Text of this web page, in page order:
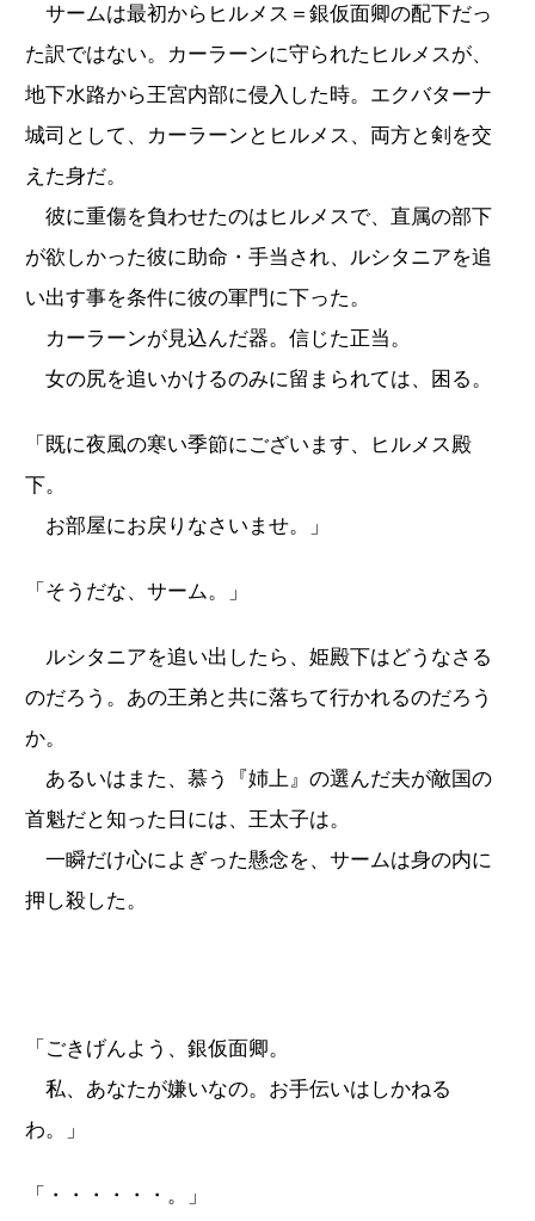
サームは最初からヒルメス＝銀仮面卿の配下だっ
た訳ではない。カーラーンに守られたヒルメスが、
地下水路から王宮内部に侵入した時。エクバターナ
城司として、カーラーンとヒルメス、両方と剣を交
えた身だ。
彼に重傷を負わせたのはヒルメスで、直属の部下
が欲しかった彼に助命・手当され、ルシタニアを追
い出す事を条件に彼の軍門に下った。
カーラーンが見込んだ器。信じた正当。
女の尻を追いかけるのみに留まられては、困る。
「既に夜風の寒い季節にございます、ヒルメス殿
下。
お部屋にお戻りなさいませ。」
「そうだな、サーム。」
ルシタニアを追い出したら、姫殿下はどうなさる
のだろう。あの王弟と共に落ちて行かれるのだろう
か。
あるいはまた、慕う『姉上』の選んだ夫が敵国の
首魁だと知った日には、王太子は。
一瞬だけ心によぎった懸念を、サームは身の内に
押し殺した。
「ごきげんよう、銀仮面卿。
私、あなたが嫌いなの。お手伝いはしかねる
わ。」
「・・・・・・。」